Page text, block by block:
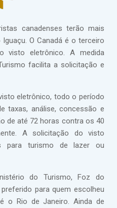
canadenses terão mais
O Canadá é o terceiro
visto eletrônico. A medida
facilita a solicitação e
eletrônico, todo o período
taxas, análise, concessão e
de até 72 horas contra os 40
A solicitação do visto
para turismo de lazer ou
do Turismo, Foz do
para quem escolheu
o Rio de Janeiro. Ainda de